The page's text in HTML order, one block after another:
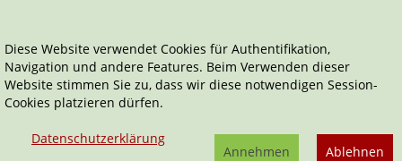
Home Belletristik Der eiserne Ritter
Die Chroniken von Araluen
Der eiserne Ritter
Diese Website verwendet Cookies für Authentifikation,
Navigation und andere Features. Beim Verwenden dieser
Website stimmen Sie zu, dass wir diese notwendigen Session-
Cookies platzieren dürfen.
Datenschutzerklärung
Ablehnen
Annehmen